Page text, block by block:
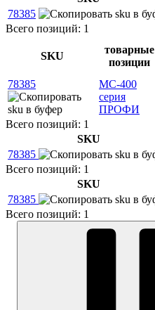
78385
Всего позиций: 1
SKU
товарные
позиции
78385
МС-400
серия
ПРОФИ
Всего позиций: 1
SKU
78385
Всего позиций: 1
SKU
78385
Всего позиций: 1